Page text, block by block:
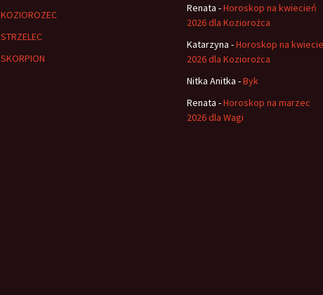
KOZIOROZEC
STRZELEC
SKORPION
Renata -Horoskop na kwiecień
2026 dla Koziorożca
Katarzyna -Horoskop na
2026 dla Koziorożca
Nitka Anitka -Byk
Renata -Horoskop na marzec
2026 dla Wagi